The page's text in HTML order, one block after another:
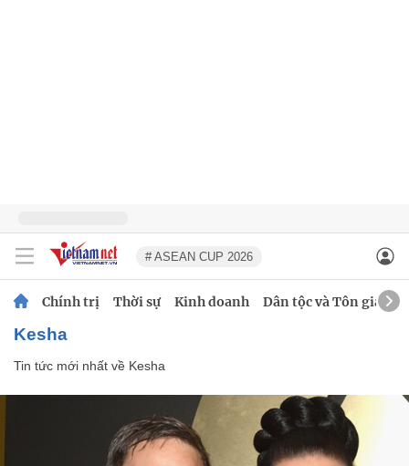
# ASEAN CUP 2026
Chính trị Thời sự Kinh doanh Dân tộc và Tôn giáo
Kesha
Tin tức mới nhất về Kesha